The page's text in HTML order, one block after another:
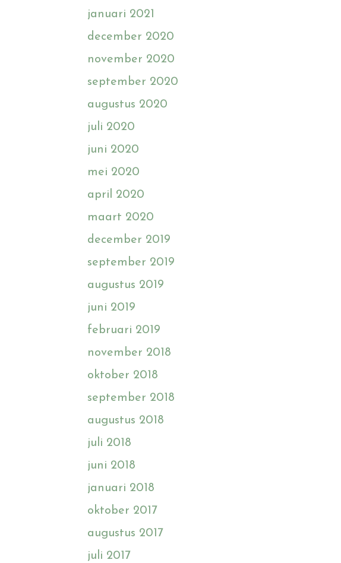
januari 2021
december 2020
november 2020
september 2020
augustus 2020
juli 2020
juni 2020
mei 2020
april 2020
maart 2020
december 2019
september 2019
augustus 2019
juni 2019
februari 2019
november 2018
oktober 2018
september 2018
augustus 2018
juli 2018
juni 2018
januari 2018
oktober 2017
augustus 2017
juli 2017